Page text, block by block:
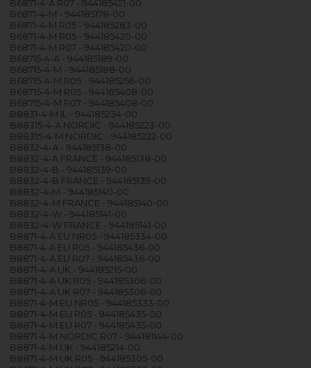
B6871-4-A R07 - 944185421-00
B6871-4-M - 944185178-00
B6871-4-M R05 - 944185283-00
B6871-4-M R05 - 944185420-00
B6871-4-M R07 - 944185420-00
B68715-4-A - 944185189-00
B68715-4-M - 944185188-00
B68715-4-M R05 - 944185256-00
B68715-4-M R05 - 944185408-00
B68715-4-M R07 - 944185408-00
B8831-4-M IL - 944185234-00
B88315-4-A NORDIC - 944185223-00
B88315-4-M NORDIC - 944185222-00
B8832-4-A - 944185138-00
B8832-4-A FRANCE - 944185138-00
B8832-4-B - 944185139-00
B8832-4-B FRANCE - 944185139-00
B8832-4-M - 944185140-00
B8832-4-M FRANCE - 944185140-00
B8832-4-W - 944185141-00
B8832-4-W FRANCE - 944185141-00
B8871-4-A EU NR05 - 944185334-00
B8871-4-A EU R05 - 944185436-00
B8871-4-A EU R07 - 944185436-00
B8871-4-A UK - 944185215-00
B8871-4-A UK R05 - 944185306-00
B8871-4-A UK R07 - 944185306-00
B8871-4-M EU NR05 - 944185333-00
B8871-4-M EU R05 - 944185435-00
B8871-4-M EU R07 - 944185435-00
B8871-4-M NORDIC R07 - 944181144-00
B8871-4-M UK - 944185214-00
B8871-4-M UK R05 - 944185305-00